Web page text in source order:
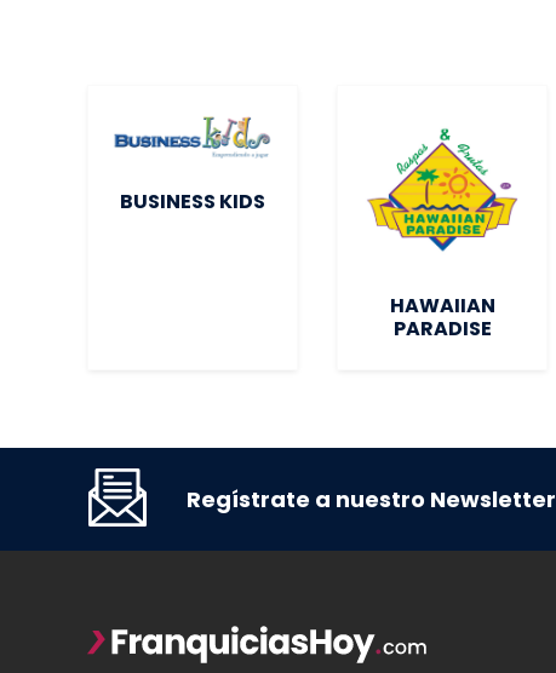
BUSINESS KIDS
HAWAIIAN
PARADISE
Regístrate a nuestro Newsletter